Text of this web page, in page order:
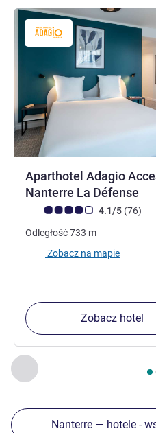
Poprzedni - Inne nasze
Strona , Inne nasze
Aparthotel Adagio
Nanterre La Défense
Ocena klientów (Ocena ALL)
4.1/5 (76)
Odległość733 m
Zobacz na mapie
Zobacz hotel
Nanterre — hotele -